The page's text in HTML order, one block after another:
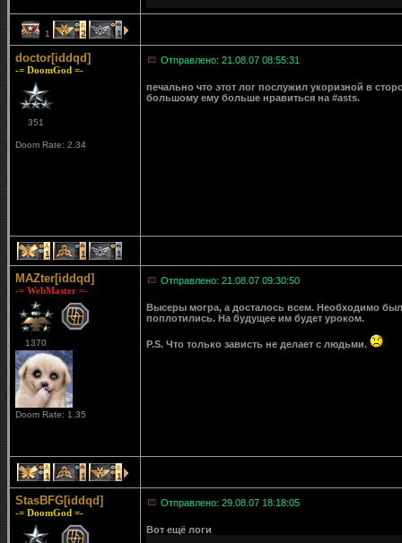
1 2 1
doctor[iddqd]
-= DoomGod =-
351
Doom Rate: 2.34
Отправлено: 21.08.07 08:55:31
печально что этот лог послужил укоризной в
большому ему больше нравиться на #asts.
1 1 1
MAZter[iddqd]
-= WebMaster =-
1370
Doom Rate: 1.35
Отправлено: 21.08.07 09:30:50
Высеры могра, а досталось всем. Необходимо
поплотились. На будущее им будет уроком.
P.S. Что только зависть не делает с людьми.
1 1 1
StasBFG[iddqd]
-= DoomGod =-
Отправлено: 29.08.07 18:18:05
Вот ещё логи